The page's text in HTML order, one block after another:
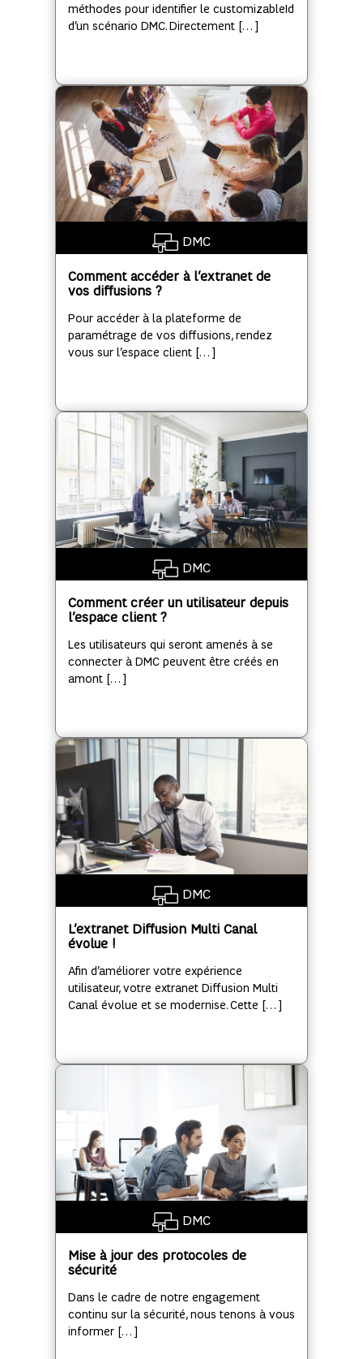
méthodes pour identifier le customizableId
d’un scénario DMC. Directement […]
DMC
Comment accéder à l’extranet de
vos diffusions ?
Pour accéder à la plateforme de
paramétrage de vos diffusions, rendez
vous sur l’espace client […]
DMC
Comment créer un utilisateur depuis
l’espace client ?
Les utilisateurs qui seront amenés à se
connecter à DMC peuvent être créés en
amont […]
DMC
L’extranet Diffusion Multi Canal
évolue !
Afin d’améliorer votre expérience
utilisateur, votre extranet Diffusion Multi
Canal évolue et se modernise. Cette […]
DMC
Mise à jour des protocoles de
sécurité
Dans le cadre de notre engagement
continu sur la sécurité, nous tenons à vous
informer […]